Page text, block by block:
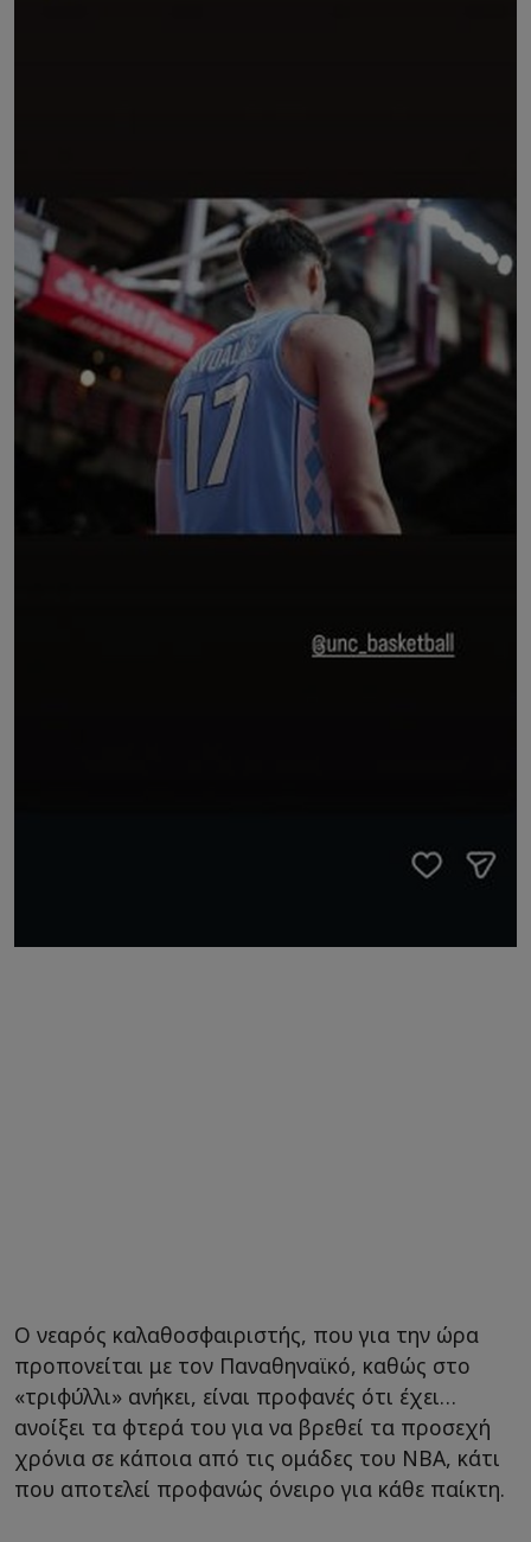
O νεαρός καλαθοσφαιριστής, που για την ώρα
προπονείται με τον Παναθηναϊκό, καθώς στο
«τριφύλλι» ανήκει, είναι προφανές ότι έχει…
ανοίξει τα φτερά του για να βρεθεί τα προσεχή
χρόνια σε κάποια από τις ομάδες του ΝΒΑ, κάτι
που αποτελεί προφανώς όνειρο για κάθε παίκτη.